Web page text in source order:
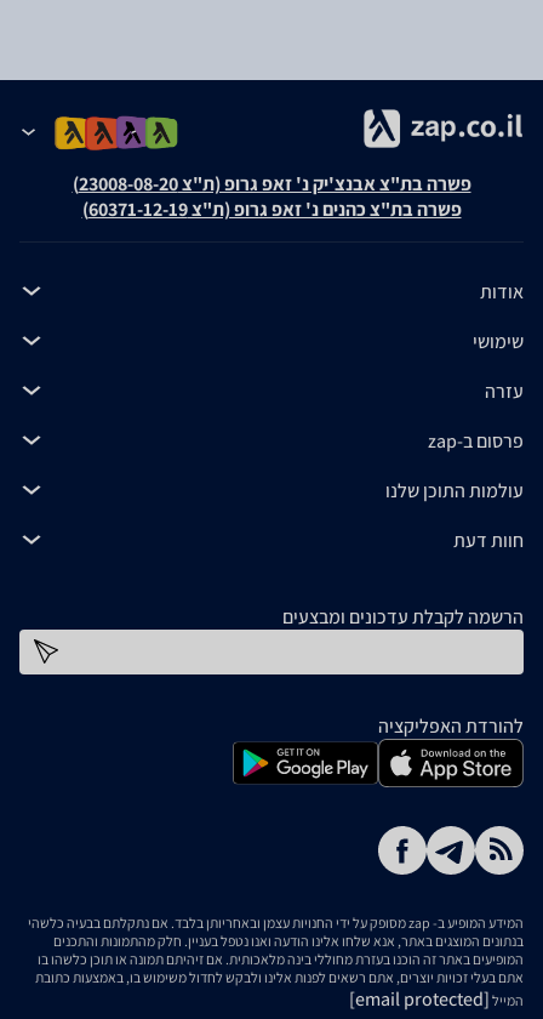
פשרה בת"צ אבנצ'יק נ' זאפ גרופ (ת"צ 23008-08-20)
פשרה בת"צ כהנים נ' זאפ גרופ (ת"צ 60371-12-19)
אודות
שימושי
עזרה
פרסום ב-zap
עולמות התוכן שלנו
חוות דעת
הרשמה לקבלת עדכונים ומבצעים
להורדת האפליקציה
המידע המופיע ב- zap מסופק על ידי החנויות עצמן ובאחריותן בלבד. אם נתקלתם בבעיה כלשהי
בנתונים המוצגים באתר, אנא שלחו אלינו הודעה ואנו נטפל בעניין. חלק מהתמונות והתכנים
המופיעים באתר זה הוכנו בעזרת מחוללי בינה מלאכותית. אם זיהיתם תמונה או תוכן כלשהו בו
אתם בעלי זכויות יוצרים, אתם רשאים לפנות אלינו ולבקש לחדול משימוש בו, באמצעות כתובת
המייל [email protected]